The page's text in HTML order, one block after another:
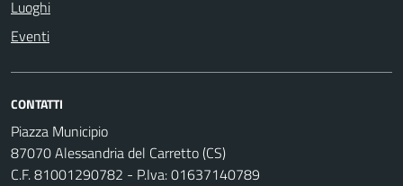
Luoghi
Eventi
CONTATTI
Piazza Municipio
87070 Alessandria del Carretto (CS)
C.F. 81001290782 - P.Iva: 01637140789